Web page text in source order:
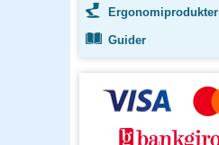
Ergonomiprodukter
Guider